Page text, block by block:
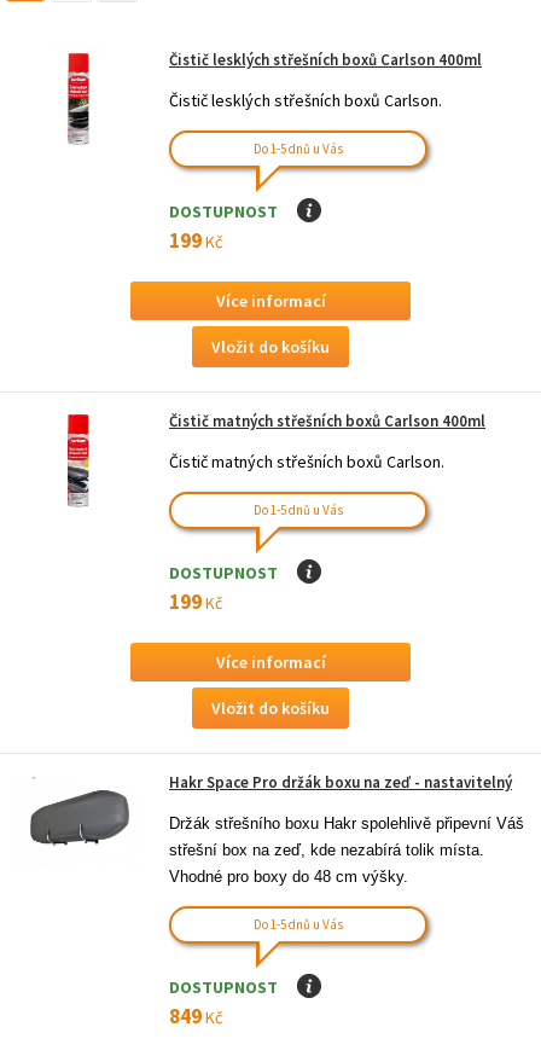
Čistič lesklých střešních boxů Carlson 400ml
Čistič lesklých střešních boxů Carlson.
Do 1-5 dnů u Vás
DOSTUPNOST I
199Kč
Více informací
Čistič matných střešních boxů Carlson 400ml
Čistič matných střešních boxů Carlson.
Do 1-5 dnů u Vás
DOSTUPNOST I
199Kč
Více informací
Hakr Space Pro držák boxu na zeď - nastavitelný
Držák střešního boxu Hakr spolehlivě připevní Váš
střešní box na zeď, kde nezabírá tolik místa.
Vhodné pro boxy do 48 cm výšky.
Do 1-5 dnů u Vás
DOSTUPNOST I
849Kč